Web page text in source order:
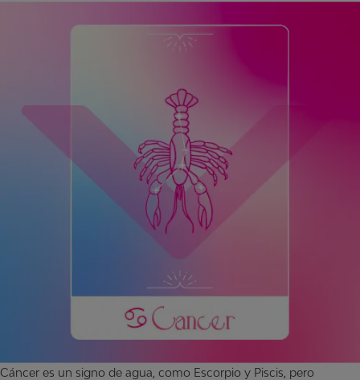
Cáncer es un signo de agua, como Escorpio y Piscis, pero